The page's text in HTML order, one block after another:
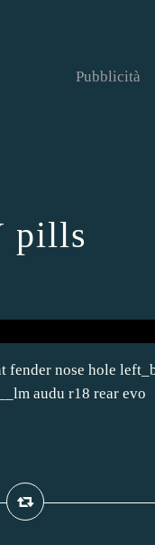
Pubblicità
pills
fender nose hole
audu r18 rear evo